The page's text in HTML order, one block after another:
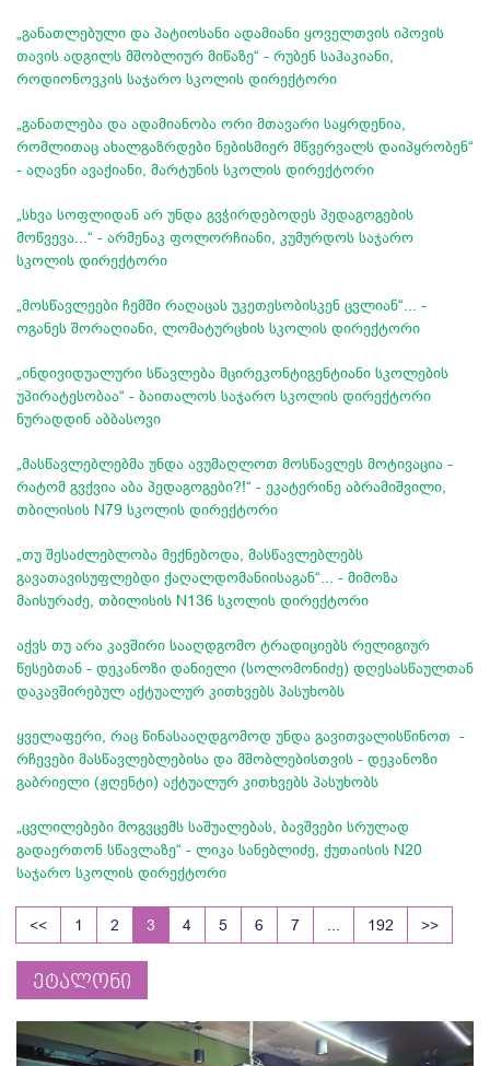
„განათლებული და პატიოსანი ადამიანი ყოველთვის იპოვის
თავის ადგილს მშობლიურ მიწაზე“ - რუბენ საჰაკიანი,
როდიონოვკის საჯარო სკოლის დირექტორი
„განათლება და ადამიანობა ორი მთავარი საყრდენია,
რომლითაც ახალგაზრდები ნებისმიერ მწვერვალს დაიპყრობენ“
- აღავნი ავაქიანი, მარტუნის სკოლის დირექტორი
„სხვა სოფლიდან არ უნდა გვჭირდებოდეს პედაგოგების
მოწვევა...“ - არმენაკ ფოლორჩიანი, კუმურდოს საჯარო
სკოლის დირექტორი
„მოსწავლეები ჩემში რაღაცას უკეთესობისკენ ცვლიან“... -
ოგანეს შორაღიანი, ლომატურცხის სკოლის დირექტორი
„ინდივიდუალური სწავლება მცირეკონტიგენტიანი სკოლების
უპირატესობაა“ - ბაითალოს საჯარო სკოლის დირექტორი
ნურადდინ აბბასოვი
„მასწავლებლებმა უნდა ავუმაღლოთ მოსწავლეს მოტივაცია -
რატომ გვქვია აბა პედაგოგები?!“ - ეკატერინე აბრამიშვილი,
თბილისის N79 სკოლის დირექტორი
„თუ შესაძლებლობა მექნებოდა, მასწავლებლებს
გავათავისუფლებდი ქაღალდომანიისაგან“... - მიმოზა
მაისურაძე, თბილისის N136 სკოლის დირექტორი
აქვს თუ არა კავშირი სააღდგომო ტრადიციებს რელიგიურ
წესებთან - დეკანოზი დანიელი (სოლომონიძე) დღესასწაულთან
დაკავშირებულ აქტუალურ კითხვებს პასუხობს
ყველაფერი, რაც წინასააღდგომოდ უნდა გავითვალისწინოთ -
რჩევები მასწავლებლებისა და მშობლებისთვის - დეკანოზი
გაბრიელი (ჟღენტი) აქტუალურ კითხვებს პასუხობს
„ცვლილებები მოგვცემს საშუალებას, ბავშვები სრულად
გადაერთონ სწავლაზე“ - ლიკა სანებლიძე, ქუთაისის N20
საჯარო სკოლის დირექტორი
<< 1 2 3 4 5 6 7 192 >>
ეტალონი